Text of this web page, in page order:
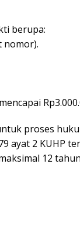
berupa:
nomor).
proses
ayat 2 KUHP
12 tahun